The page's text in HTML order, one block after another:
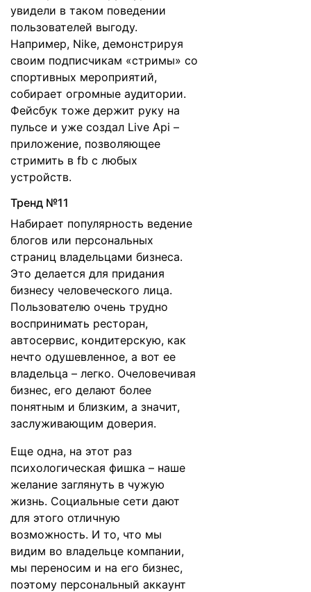
увидели в таком поведении
пользователей выгоду.
Например, Nike, демонстрируя
своим подписчикам «стримы» со
спортивных мероприятий,
собирает огромные аудитории.
Фейсбук тоже держит руку на
пульсе и уже создал Live Api –
приложение, позволяющее
стримить в fb с любых
устройств.
Тренд №11
Набирает популярность ведение
блогов или персональных
страниц владельцами бизнеса.
Это делается для придания
бизнесу человеческого лица.
Пользователю очень трудно
воспринимать ресторан,
автосервис, кондитерскую, как
нечто одушевленное, а вот ее
владельца – легко. Очеловечивая
бизнес, его делают более
понятным и близким, а значит,
заслуживающим доверия.
Еще одна, на этот раз
психологическая фишка – наше
желание заглянуть в чужую
жизнь. Социальные сети дают
для этого отличную
возможность. И то, что мы
видим во владельце компании,
мы переносим и на его бизнес,
поэтому персональный аккаунт